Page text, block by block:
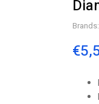
Brands:
€